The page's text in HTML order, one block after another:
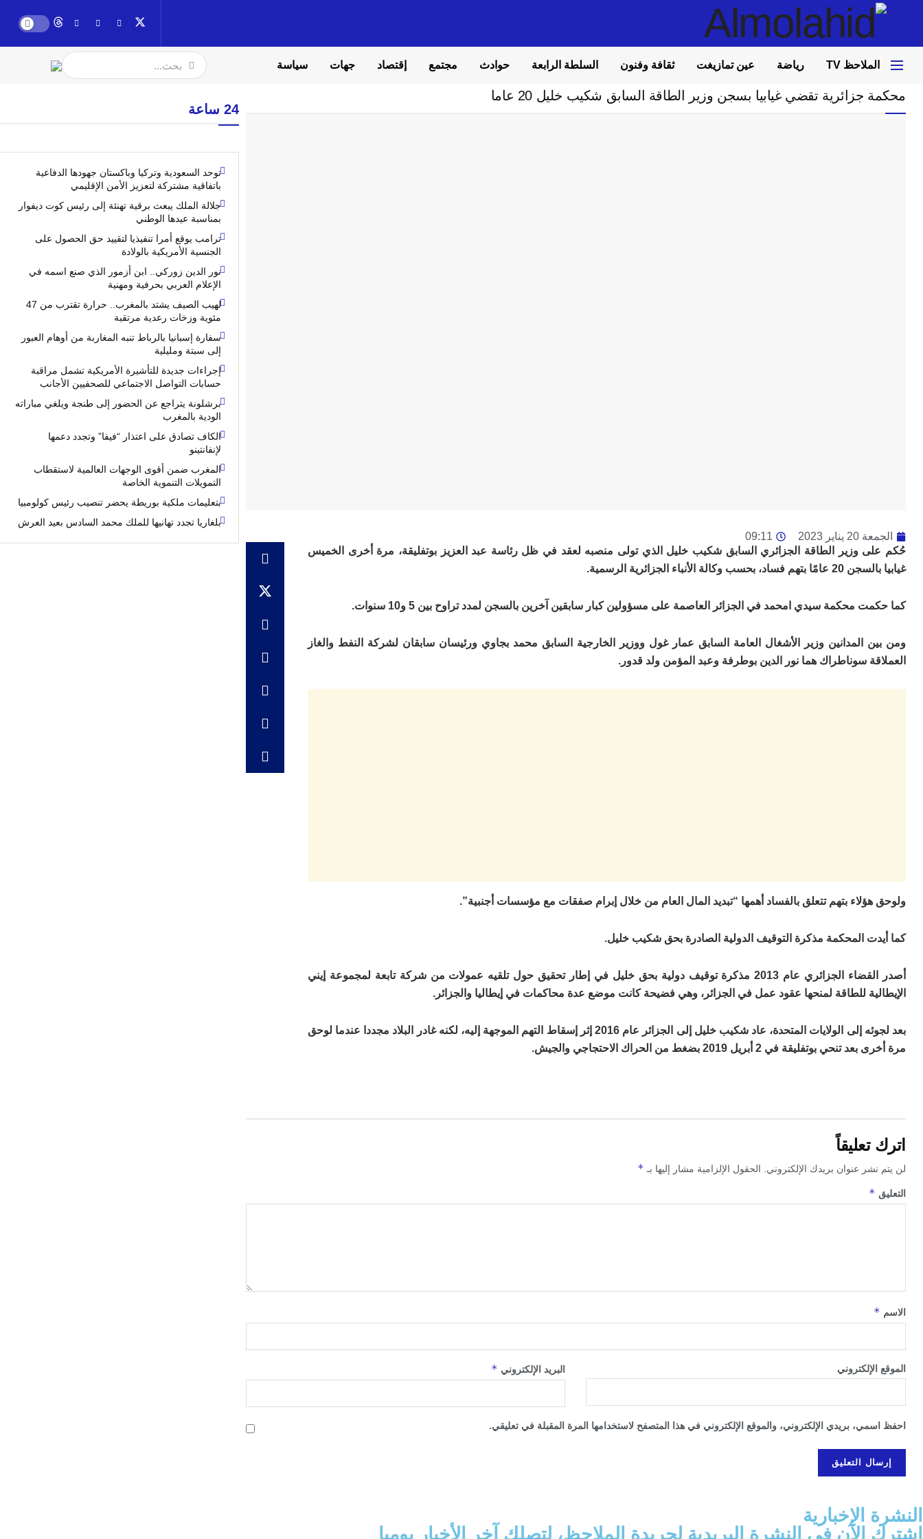
سياسة جهات إقتصاد مجتمع حوادث السلطة الرابعة ثقافة وفنون عين تمازيغت رياضة الملاحظ TV
محكمة جزائرية تقضي غيابيا بسجن وزير الطاقة السابق شكيب خليل 20 عاما
الجمعة 20 يناير 2023
09:11
حُكم على وزير الطاقة الجزائري السابق شكيب خليل الذي تولى منصبه لعقد في ظل رئاسة عبد العزيز بوتفليقة، مرة أخرى الخميس
غيابيا بالسجن 20 عامًا بتهم فساد، بحسب وكالة الأنباء الجزائرية الرسمية.
كما حكمت محكمة سيدي امحمد في الجزائر العاصمة على مسؤولين كبار سابقين آخرين بالسجن لمدد تراوح بين 5 و10 سنوات.
ومن بين المدانين وزير الأشغال العامة السابق عمار غول ووزير الخارجية السابق محمد بجاوي ورئيسان سابقان لشركة النفط والغاز
العملاقة سوناطراك هما نور الدين بوطرفة وعبد المؤمن ولد قدور.
ولوحق هؤلاء بتهم تتعلق بالفساد أهمها “تبديد المال العام من خلال إبرام صفقات مع مؤسسات أجنبية”.
كما أيدت المحكمة مذكرة التوقيف الدولية الصادرة بحق شكيب خليل.
أصدر القضاء الجزائري عام 2013 مذكرة توقيف دولية بحق خليل في إطار تحقيق حول تلقيه عمولات من شركة تابعة لمجموعة إيني
الإيطالية للطاقة لمنحها عقود عمل في الجزائر، وهي فضيحة كانت موضع عدة محاكمات في إيطاليا والجزائر.
بعد لجوئه إلى الولايات المتحدة، عاد شكيب خليل إلى الجزائر عام 2016 إثر إسقاط التهم الموجهة إليه، لكنه غادر البلاد مجددا عندما لوحق
مرة أخرى بعد تنحي بوتفليقة في 2 أبريل 2019 بضغط من الحراك الاحتجاجي والجيش.
اترك تعليقاً
لن يتم نشر عنوان بريدك الإلكتروني. الحقول الإلزامية مشار إليها بـ *
التعليق *
الاسم *
البريد الإلكتروني * الموقع الإلكتروني
احفظ اسمي، بريدي الإلكتروني، والموقع الإلكتروني في هذا المتصفح لاستخدامها المرة المقبلة في تعليقي.
24 ساعة
توحد السعودية وتركيا وباكستان جهودها الدفاعية
باتفاقية مشتركة لتعزيز الأمن الإقليمي
جلالة الملك يبعث برقية تهنئة إلى رئيس كوت ديفوار
بمناسبة عيدها الوطني
ترامب يوقع أمرا تنفيذيا لتقييد حق الحصول على
الجنسية الأمريكية بالولادة
نور الدين زوركي.. ابن أزمور الذي صنع اسمه في
الإعلام العربي بحرفية ومهنية
لهيب الصيف يشتد بالمغرب.. حرارة تقترب من 47
مئوية وزخات رعدية مرتقبة
سفارة إسبانيا بالرباط تنبه المغاربة من أوهام العبور
إلى سبتة ومليلية
إجراءات جديدة للتأشيرة الأمريكية تشمل مراقبة
حسابات التواصل الاجتماعي للصحفيين الأجانب
برشلونة يتراجع عن الحضور إلى طنجة ويلغي مباراته
الودية بالمغرب
الكاف تصادق على اعتذار “فيفا” وتجدد دعمها
لإنفانتينو
المغرب ضمن أقوى الوجهات العالمية لاستقطاب
التمويلات التنموية الخاصة
بتعليمات ملكية بوريطة يحضر تنصيب رئيس كولومبيا
بلغاريا تجدد تهانيها للملك محمد السادس بعيد العرش
النشرة الإخبارية
اشترك الآن في النشرة البريدية لجريدة الملاحظ، لتصلك آخر الأخبار يوميا